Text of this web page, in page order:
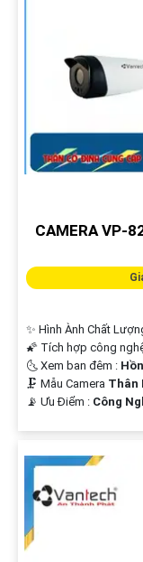
CAMERA VP-
✨ Hình Ành Chất
🌠 Tích hợp công
🌜 Xem ban đêm :
🗜️ Mẫu Camera Thân
️📡 Ưu Điểm : Công